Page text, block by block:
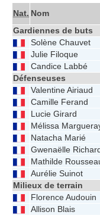
Nat. Nom
Gardiennes de buts
Solène Chauvet
Julie Filoque
Candice Labbé
Défenseuses
Valentine Airiaud
Camille Ferand
Lucie Girard
Mélissa
Natacha Marié
Gwenaëlle Richard
Mathilde
Aurélie Suinot
Milieux de terrain
Florence Audouin
Allison Blais